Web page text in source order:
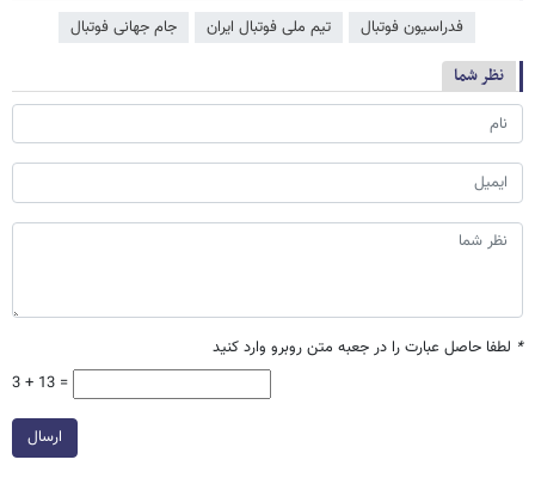
فدراسیون فوتبال تیم ملی فوتبال ایران جام جهانی فوتبال
نظر شما
* لطفا حاصل عبارت را در جعبه متن روبرو وارد کنید
3 + 13 =
ارسال